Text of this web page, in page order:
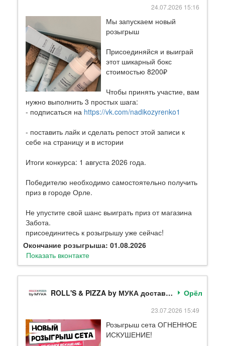
24.07.2026 15:16
Мы запускаем новый
розыгрыш
Присоединяйся и выиграй
этот шикарный бокс
стоимостью 8200₽
Чтобы принять участие, вам
нужно выполнить 3 простых шага:
- подписаться на https://vk.com/nadikozyrenko1
- поставить лайк и сделать репост этой записи к
себе на страницу и в истории
Итоги конкурса: 1 августа 2026 года.
Победителю необходимо самостоятельно получить
приз в городе Орле.
Не упустите свой шанс выиграть приз от магазина
Забота.
присоединитесь к розыгрышу уже сейчас!
Окончание розыгрыша: 01.08.2026
Показать вконтакте
ROLL'S & PIZZA by МУКА доставка еды в Орле Орёл
23.07.2026 15:49
Розыгрыш сета ОГНЕННОЕ
ИСКУШЕНИЕ!